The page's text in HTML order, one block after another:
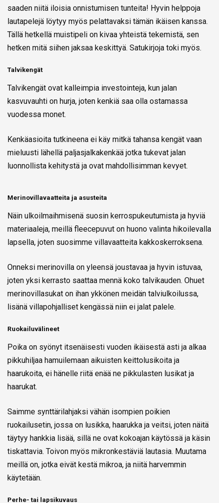
saaden niitä iloisia onnistumisen tunteita! Hyvin helppoja
lautapelejä löytyy myös pelattavaksi tämän ikäisen kanssa.
Tällä hetkellä muistipeli on kivaa yhteistä tekemistä, sen
hetken mitä siihen jaksaa keskittyä. Satukirjoja toki myös.
Talvikengät
Talvikengät ovat kalleimpia investointeja, kun jalan
kasvuvauhti on hurja, joten kenkiä saa olla ostamassa
vuodessa monet.
Kenkäasioita tutkineena ei käy mitkä tahansa kengät vaan
mieluusti lähellä paljasjalkakenkää jotka tukevat jalan
luonnollista kehitystä ja ovat mahdollisimman kevyet.
Merinovillavaatteita ja asusteita
Näin ulkoilmaihmisenä suosin kerrospukeutumista ja hyviä
materiaaleja, meillä fleecepuvut on huono valinta hikoilevalla
lapsella, joten suosimme villavaatteita kakkoskerroksena.
Onneksi merinovilla on yleensä joustavaa ja hyvin istuvaa,
joten yksi kerrasto saattaa mennä koko talvikauden. Ohuet
merinovillasukat on ihan ykkönen meidän talviulkoilussa,
lisänä villapohjalliset kengässä niin ei jalat palele.
Ruokailuvälineet
Poika on syönyt itsenäisesti vuoden ikäisestä asti ja alkaa
pikkuhiljaa hamuilemaan aikuisten keittolusikoita ja
haarukoita, ei hänelle riitä enää ne pikkulasten lusikat ja
haarukat.
Saimme synttärilahjaksi vähän isompien poikien
ruokailusetin, jossa on lusikka, haarukka ja veitsi, joten näitä
täytyy hankkia lisää, sillä ne ovat kokoajan käytössä ja käsin
tiskattavia. Toivon myös mikronkestäviä lautasia. Muutama
meillä on, jotka eivät kestä mikroa, ja niitä harvemmin
käytetään.
Perhe- tai lapsikuvaus